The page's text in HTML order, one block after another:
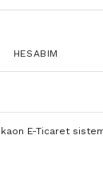
HESABIM
E-Ticaret